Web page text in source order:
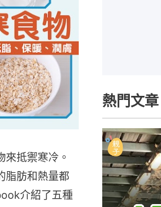
抵禦寒冷。
脂肪和熱量都
介紹了五種
熱門文章